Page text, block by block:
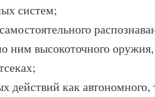
систем;
ним высокоточного
действий как автономного,